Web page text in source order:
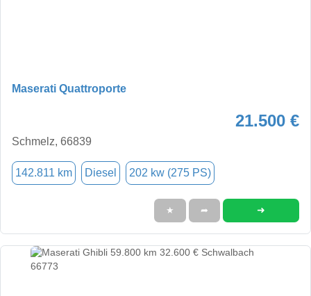
Maserati Quattroporte
21.500 €
Schmelz, 66839
142.811 km Diesel 202 kw (275 PS)
★ ➦ ➜